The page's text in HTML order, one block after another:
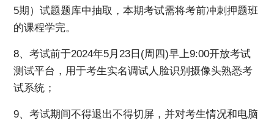
5期）试题题库中抽取，本期考试需将考前冲刺押题班
的课程学完。
8、考试前于2024年5月23日(周四)早上9:00开放考试
测试平台，用于考生实名调试人脸识别摄像头熟悉考
试系统；
9、考试期间不得退出不得切屏，并对考生情况和电脑